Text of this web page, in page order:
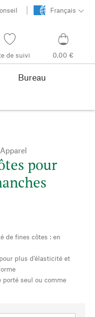
Français
de suivi 0,00 €
Bureau
pour
de fines côtes : en
plus d'élasticité et
porté seul ou comme